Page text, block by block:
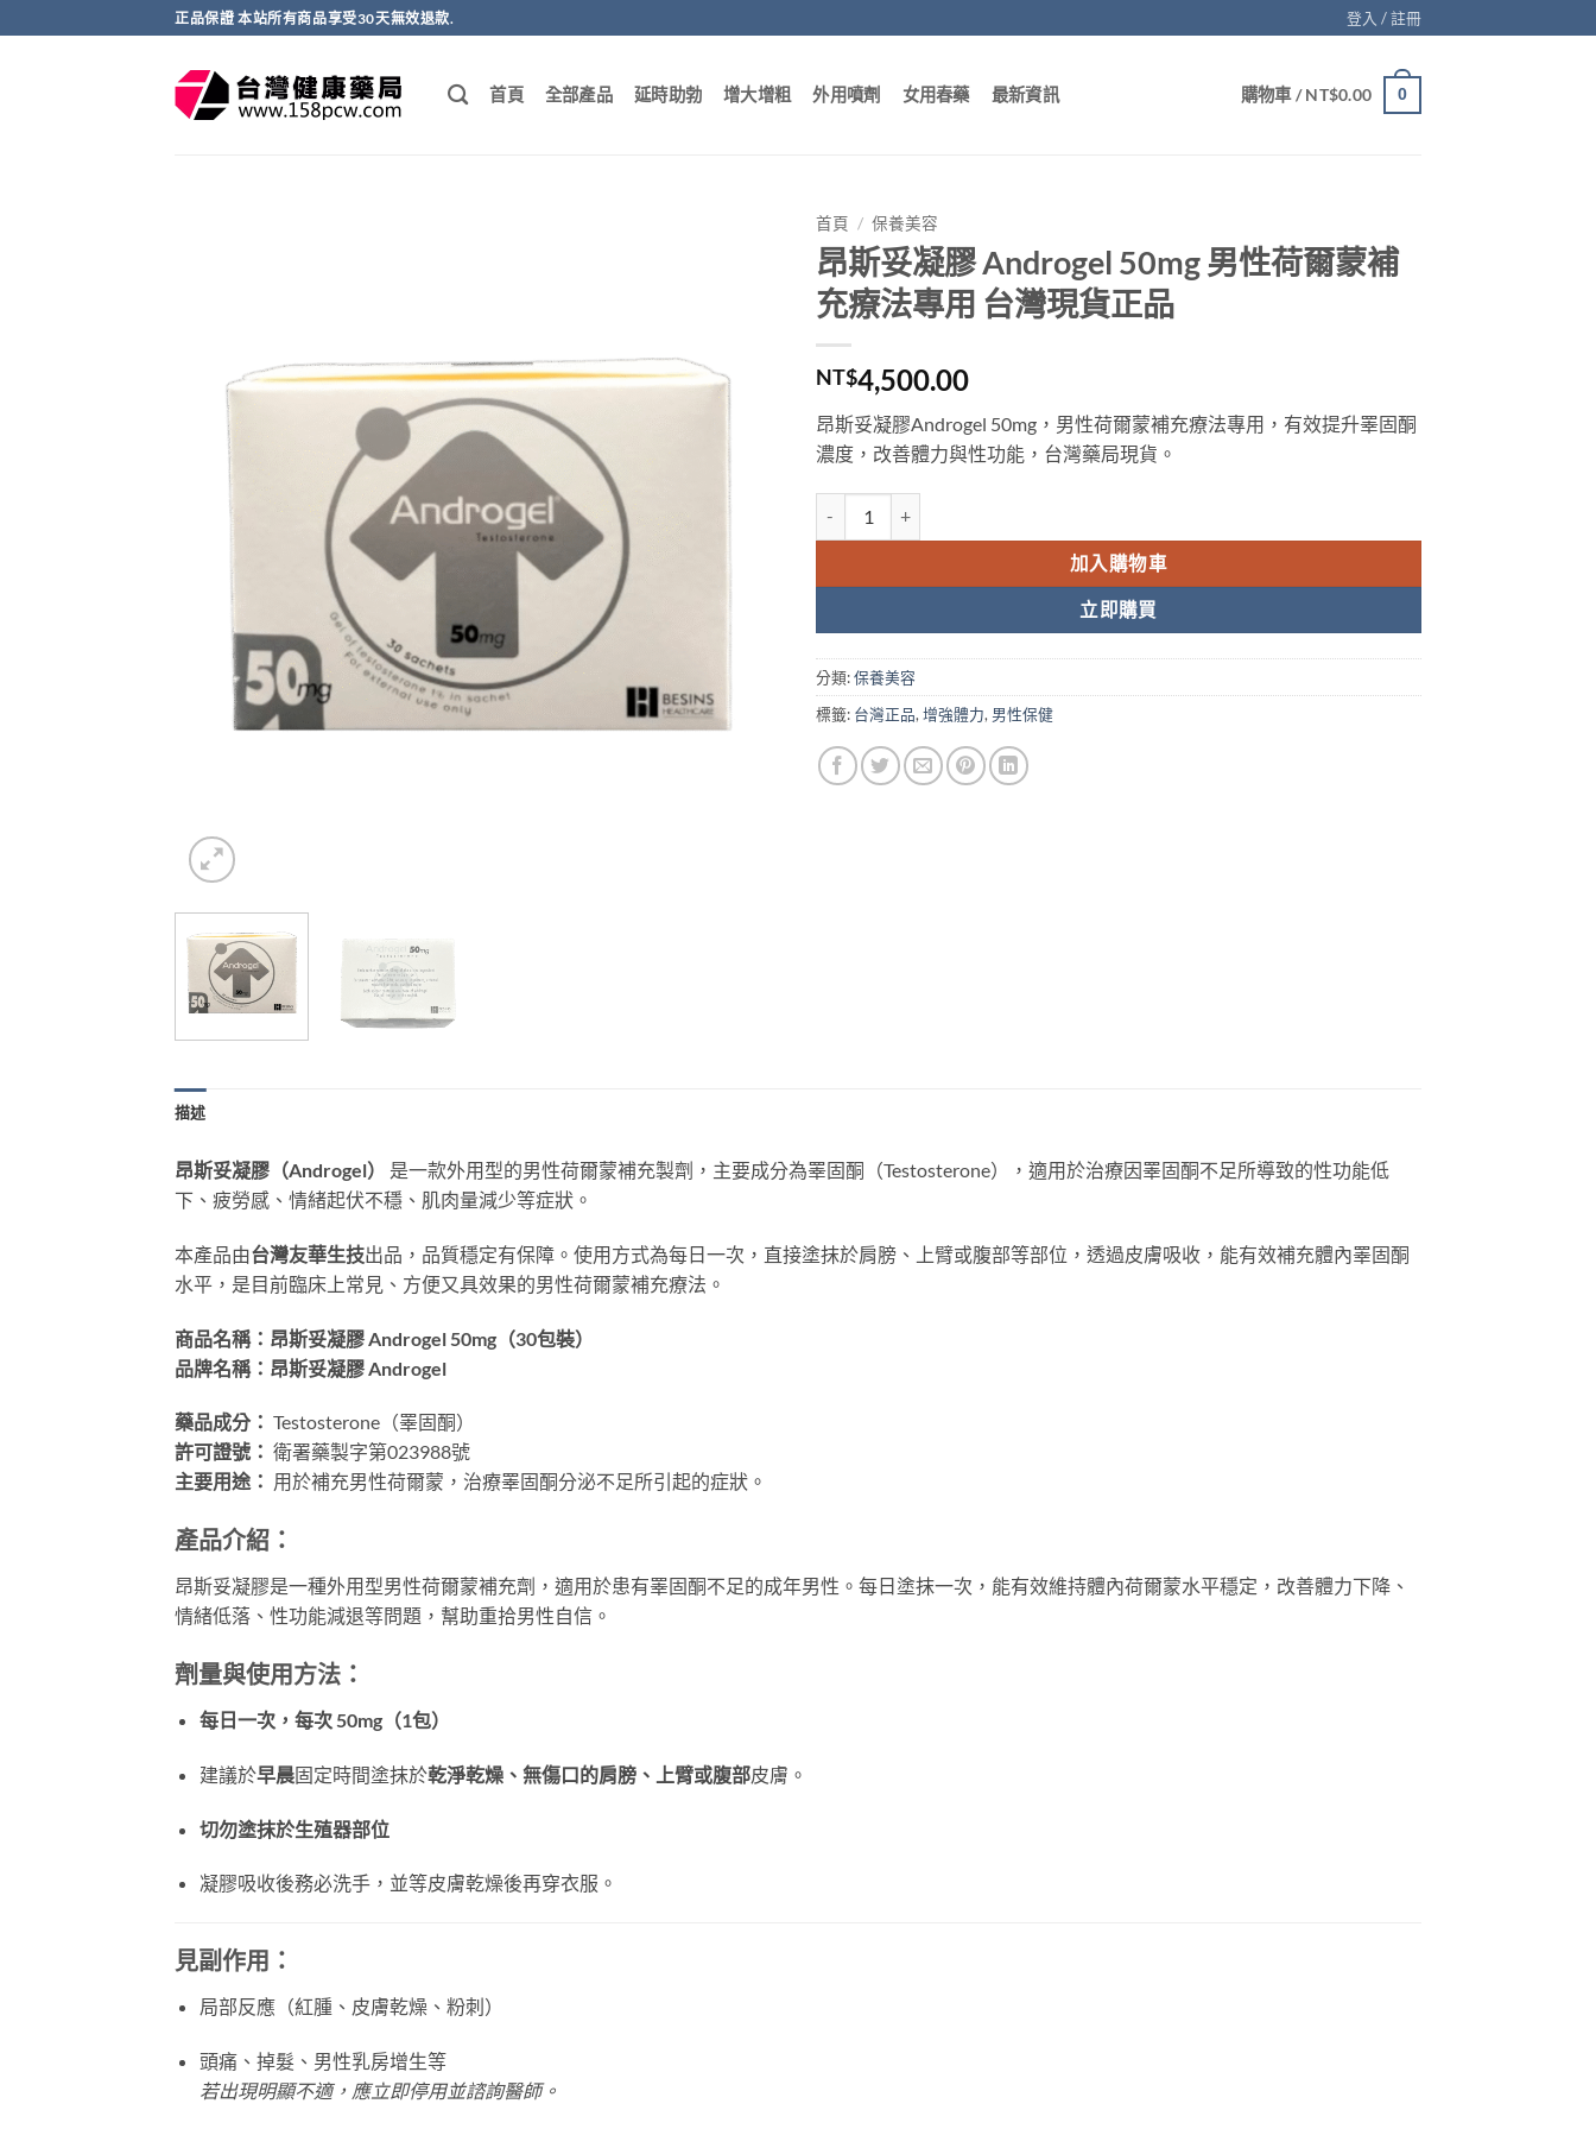
轉
正品保證 本站所有商品享受30天無效退款. 登入 / 註冊
首頁 全部產品 延時助勃 增大增粗 外用噴劑 女用春藥 最新資訊 購物車 /NT$0.00 0
首頁 / 保養美容
昂斯妥凝膠 Androgel 50mg 男性荷爾蒙補
充療法專用 台灣現貨正品
NT$4,500.00
昂斯妥凝膠Androgel 50mg，男性荷爾蒙補充療法專用，有效提升睪固酮
濃度，改善體力與性功能，台灣藥局現貨。
加入購物車
立即購買
分類:保養美容
標籤: 台灣正品, 增強體力, 男性保健
描述
昂斯妥凝膠（Androgel）
是一款外用型的男性荷爾蒙補充製劑，主要成分為睪固酮（Testosterone），適用於治療因睪固酮不足所導致的性功能低
下、疲勞感、情緒起伏不穩、肌肉量減少等症狀。
本產品由台灣友華生技出品，品質穩定有保障。使用方式為每日一次，直接塗抹於肩膀、上臂或腹部等部位，透過皮膚吸收，能有效補充體內睪固酮
水平，是目前臨床上常見、方便又具效果的男性荷爾蒙補充療法。
商品名稱：昂斯妥凝膠 Androgel 50mg（30包裝）
品牌名稱：昂斯妥凝膠 Androgel
藥品成分： Testosterone（睪固酮）
許可證號： 衛署藥製字第023988號
主要用途： 用於補充男性荷爾蒙，治療睪固酮分泌不足所引起的症狀。
產品介紹：
昂斯妥凝膠是一種外用型男性荷爾蒙補充劑，適用於患有睪固酮不足的成年男性。每日塗抹一次，能有效維持體內荷爾蒙水平穩定，改善體力下降、
情緒低落、性功能減退等問題，幫助重拾男性自信。
劑量與使用方法：
每日一次，每次 50mg（1包）
建議於早晨固定時間塗抹於乾淨乾燥、無傷口的肩膀、上臂或腹部皮膚。
切勿塗抹於生殖器部位
凝膠吸收後務必洗手，並等皮膚乾燥後再穿衣服。
見副作用：
局部反應（紅腫、皮膚乾燥、粉刺）
頭痛、掉髮、男性乳房增生等
若出現明顯不適，應立即停用並諮詢醫師。